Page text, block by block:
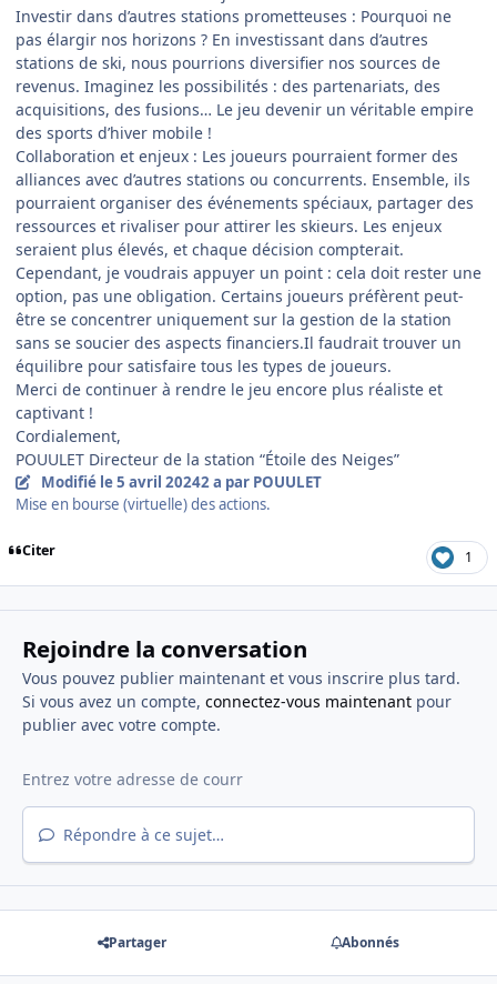
Investir dans d’autres stations prometteuses : Pourquoi ne
pas élargir nos horizons ? En investissant dans d’autres
stations de ski, nous pourrions diversifier nos sources de
revenus. Imaginez les possibilités : des partenariats, des
acquisitions, des fusions… Le jeu devenir un véritable empire
des sports d’hiver mobile !
Collaboration et enjeux : Les joueurs pourraient former des
alliances avec d’autres stations ou concurrents. Ensemble, ils
pourraient organiser des événements spéciaux, partager des
ressources et rivaliser pour attirer les skieurs. Les enjeux
seraient plus élevés, et chaque décision compterait.
Cependant, je voudrais appuyer un point : cela doit rester une
option, pas une obligation. Certains joueurs préfèrent peut-
être se concentrer uniquement sur la gestion de la station
sans se soucier des aspects financiers.Il faudrait trouver un
équilibre pour satisfaire tous les types de joueurs.
Merci de continuer à rendre le jeu encore plus réaliste et
captivant !
Cordialement,
POUULET Directeur de la station “Étoile des Neiges”
Modifié le 5 avril 20242 a par POUULET
Mise en bourse (virtuelle) des actions.
Citer 1
Rejoindre la conversation
Vous pouvez publier maintenant et vous inscrire plus tard.
Si vous avez un compte, connectez-vous maintenantpour
publier avec votre compte.
Répondre à ce sujet…
Partager Abonnés